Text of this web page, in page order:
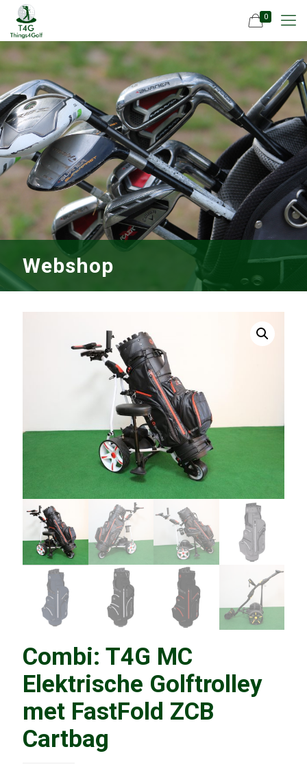
0
Webshop
Combi: T4G MC
Elektrische Golftrolley
met FastFold ZCB
Cartbag